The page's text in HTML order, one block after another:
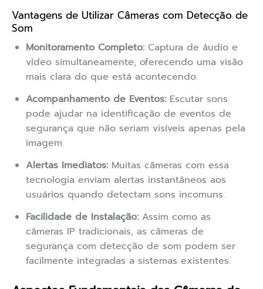
Vantagens de Utilizar Câmeras com Detecção de
Som
Monitoramento Completo: Captura de áudio e
vídeo simultaneamente, oferecendo uma visão
mais clara do que está acontecendo.
Acompanhamento de Eventos: Escutar sons
pode ajudar na identificação de eventos de
segurança que não seriam visíveis apenas pela
imagem.
Alertas Imediatos: Muitas câmeras com essa
tecnologia enviam alertas instantâneos aos
usuários quando detectam sons incomuns.
Facilidade de Instalação: Assim como as
câmeras IP tradicionais, as câmeras de
segurança com detecção de som podem ser
facilmente integradas a sistemas existentes.